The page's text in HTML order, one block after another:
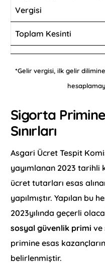
Vergisi
Toplam Kesinti
*Gelir vergisi, ilk gelir
Sigorta
Sınırları
Asgari Ücret Tespit
yayımlanan 2023 tarihli
ücret tutarları esas
yapılmıştır. Yapılan bu
2023yılında geçerli
sosyal güvenlik primi ve
primine esas
belirlenmiştir.